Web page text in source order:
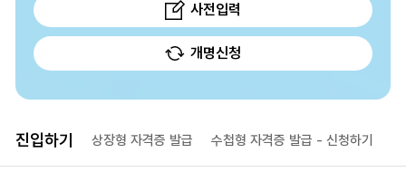
사전입력
개명신청
진입하기 상장형 자격증 발급 수첩형 자격증 발급 - 신청하기